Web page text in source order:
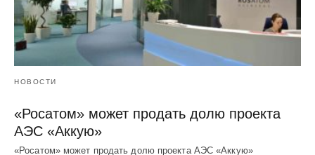
НОВОСТИ
«Росатом» может продать долю проекта
АЭС «Аккую»
«Росатом» может продать долю проекта АЭС «Аккую»